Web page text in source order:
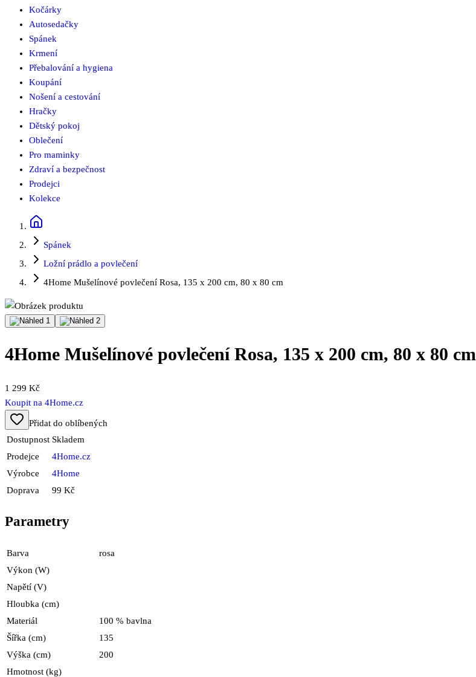
Kočárky
Autosedačky
Spánek
Krmení
Přebalování a hygiena
Koupání
Nošení a cestování
Hračky
Dětský pokoj
Oblečení
Pro maminky
Zdraví a bezpečnost
Prodejci
Kolekce
Spánek
Ložní prádlo a povlečení
4Home Mušelínové povlečení Rosa, 135 x 200 cm, 80 x 80 cm
4Home Mušelínové povlečení Rosa, 135 x 200 cm, 80 x 80 cm
1 299 Kč
Koupit na 4Home.cz
Přidat do oblíbených
Dostupnost Skladem
Prodejce
4Home.cz
Výrobce
4Home
Doprava
99 Kč
Parametry
Barva
rosa
Výkon (W)
Napětí (V)
Hloubka (cm)
Materiál
100 % bavlna
Šířka (cm)
135
Výška (cm)
200
Hmotnost (kg)